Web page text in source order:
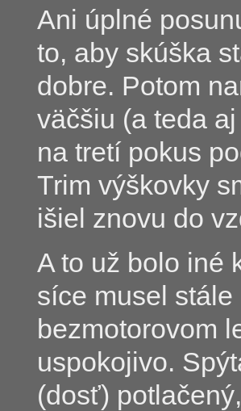
Ani úplné
to, aby skúška
dobre. Potom
väčšiu (a teda
na tretí pokus
Trim výškovky
išiel znovu do
A to už bolo iné
síce musel
bezmotorovom
uspokojivo.
(dosť)